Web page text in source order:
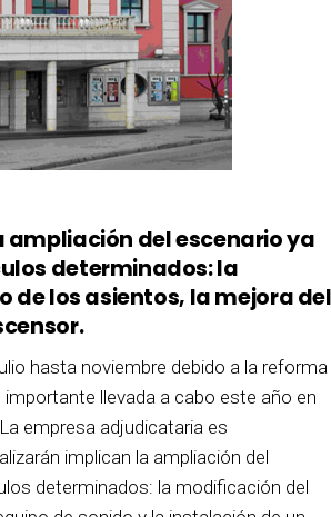
ampliación del escenario ya
determinados: la
los asientos, la mejora del
hasta noviembre debido a la reforma
llevada a cabo este año en
. La empresa adjudicataria es
implican la ampliación del
determinados: la modificación del